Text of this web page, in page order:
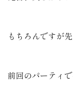
もちろんですが
前回のパーティ